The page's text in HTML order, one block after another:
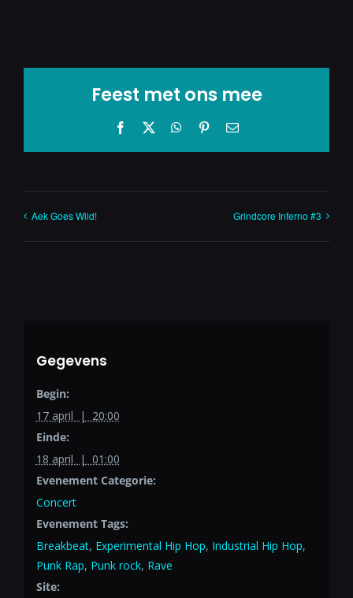
Feest met ons mee
Facebook WhatsApp
Pinterest
E-
Aek Goes Wild! Grindcore Inferno #3
Gegevens
Begin:
17 april | 20:00
Einde:
18 april | 01:00
Evenement Categorie:
Concert
Evenement Tags:
Breakbeat, Experimental Hip Hop, Industrial Hip Hop,
Punk Rap, Punk rock, Rave
Site: